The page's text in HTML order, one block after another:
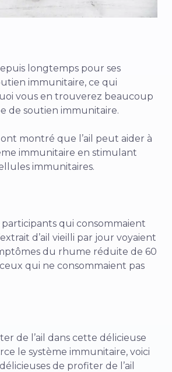
longtemps pour ses
immunitaire, ce qui
vous en trouverez beaucoup
de soutien immunitaire.
montré que l’ail peut aider à
immunitaire en stimulant
immunitaires.
qui consommaient
d’ail vieilli par jour voyaient
du rhume réduite de 60
qui ne consommaient pas
de l’ail dans cette délicieuse
le système immunitaire, voici
de profiter de l’ail